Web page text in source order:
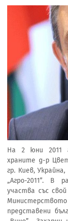
На 2 юни 2011
храните д-р
гр. Киев,
„Агро-2011”. В
участва със
представени